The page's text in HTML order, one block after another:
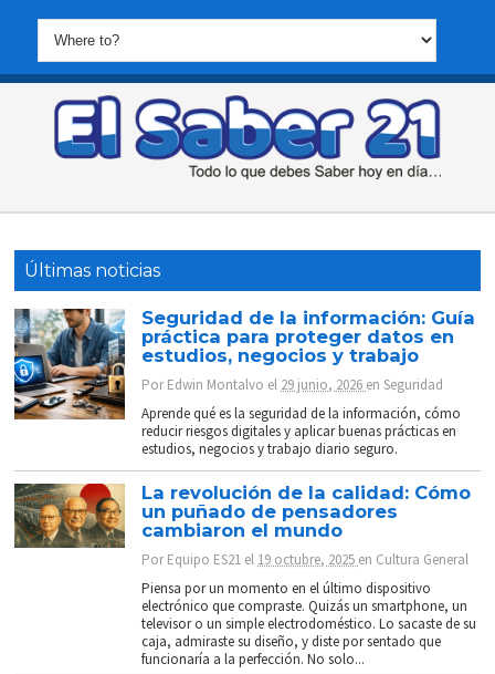
Últimas noticias
Seguridad de la información: Guía
práctica para proteger datos en
estudios, negocios y trabajo
PorEdwin Montalvo el 29 junio, 2026 enSeguridad
Aprende qué es la seguridad de la información, cómo
reducir riesgos digitales y aplicar buenas prácticas en
estudios, negocios y trabajo diario seguro.
La revolución de la calidad: Cómo
un puñado de pensadores
cambiaron el mundo
PorEquipo ES21 el 19 octubre, 2025 en Cultura General
Piensa por un momento en el último dispositivo
electrónico que compraste. Quizás un smartphone, un
televisor o un simple electrodoméstico. Lo sacaste de su
caja, admiraste su diseño, y diste por sentado que
funcionaría a la perfección. No solo...